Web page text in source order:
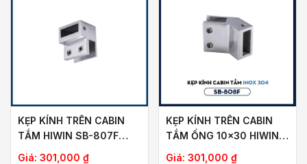
KẸP KÍNH TRÊN CABIN
TẮM HIWIN SB-807F
ỐNG 10×30
Giá: 301,000 ₫
KẸP KÍNH TRÊN CABIN
TẮM ỐNG 10×30 HIWIN
SB-808F
Giá: 301,000 ₫